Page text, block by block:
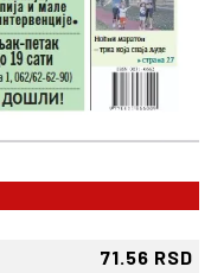
71.56 RSD